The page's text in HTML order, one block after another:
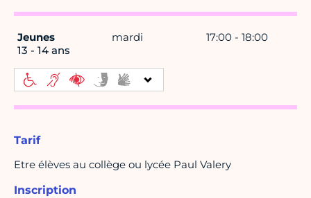
Jeunes
13 - 14 ans
mardi 17:00 - 18:00
Tarif
Etre élèves au collège ou lycée Paul Valery
Inscription